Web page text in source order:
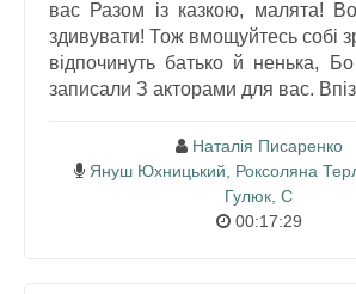
вас Разом із казкою, малята!
здивувати! Тож вмощуйтесь собі
відпочинуть батько й ненька,
записали З акторами для вас.
Наталія Писаренко
Януш Юхницький, Роксоляна
Гулюк, С
00:17:29